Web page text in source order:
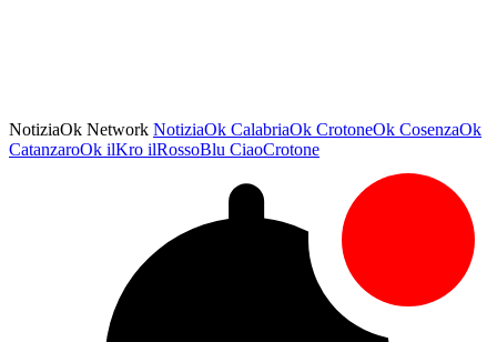
NotiziaOk Network NotiziaOk CalabriaOk CrotoneOk CosenzaOk
CatanzaroOk ilKro ilRossoBlu CiaoCrotone